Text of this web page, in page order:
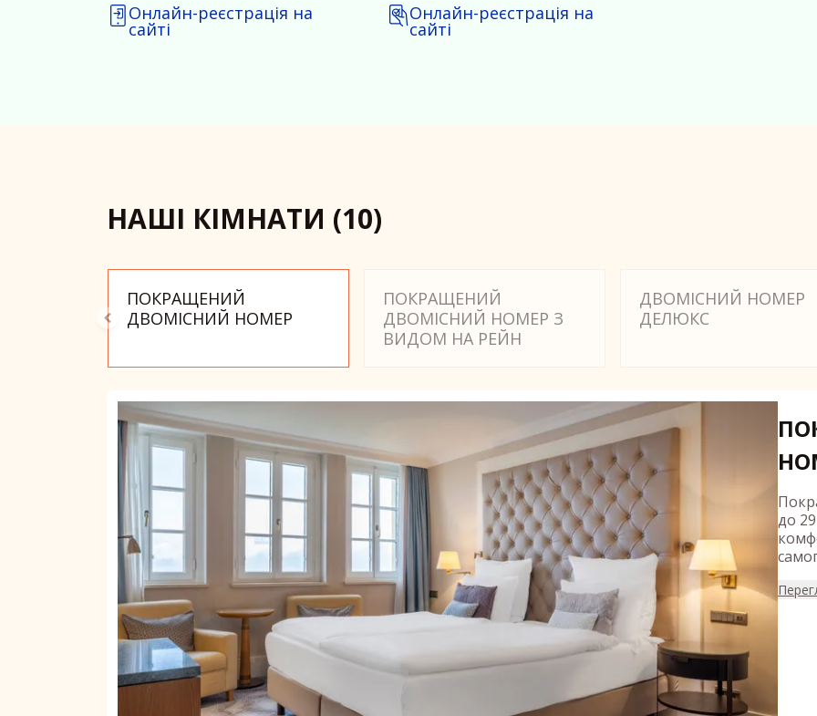
Онлайн-реєстрація на
сайті
Онлайн-реєстрація на
сайті
НАШІ КІМНАТИ (10)
ПОКРАЩЕНИЙ
ДВОМІСНИЙ НОМЕР
ПОКРАЩЕНИЙ
ДВОМІСНИЙ НОМЕР З
ВИДОМ НА РЕЙН
ДВОМІСНИЙ НОМЕР
ДЕЛЮКС
Слайд 1 з 3
до